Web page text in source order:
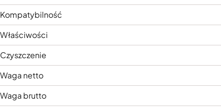
Kompatybilność
Właściwości
Czyszczenie
Waga netto
Waga brutto